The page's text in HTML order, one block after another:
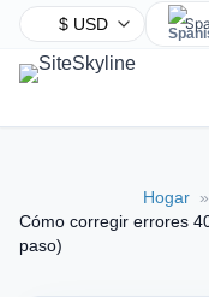
Hogar »
Cómo corregir errores
paso)